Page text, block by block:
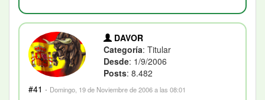
DAVOR
Categoría: Titular
Desde: 1/9/2006
Posts: 8.482
#41 · Domingo, 19 de Noviembre de 2006 a las 08:01